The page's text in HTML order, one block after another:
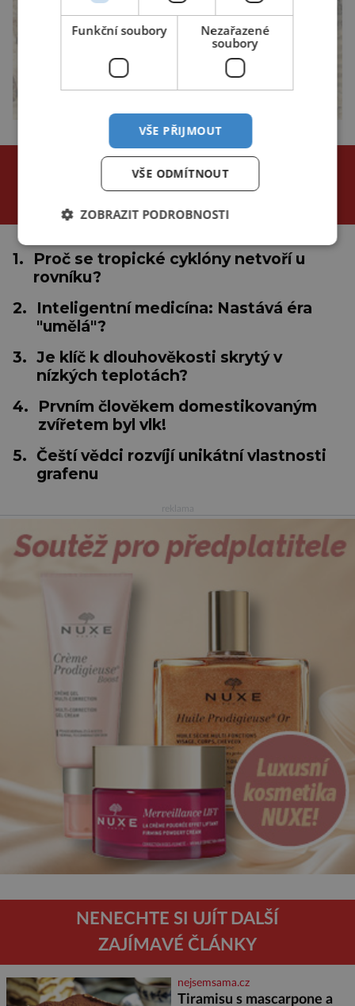
NEJČTENĚJŠÍ ČLÁNKY
za poslední
24 hodin 3 dny týden
1.
Proč se tropické cyklóny netvoří u
rovníku?
2.
Inteligentní medicína: Nastává éra
"umělá"?
3. Je klíč k dlouhověkosti skrytý v
nízkých teplotách?
4.
Prvním člověkem domestikovaným
zvířetem byl vlk!
5. Čeští vědci rozvíjí unikátní vlastnosti
grafenu
NENECHTE SI UJÍT DALŠÍ
ZAJÍMAVÉ ČLÁNKY
nejsemsama.cz
Tiramisu s mascarpone a
Funkční soubory
Nezařazené
soubory
VŠE PŘIJMOUT
VŠE ODMÍTNOUT
ZOBRAZIT PODROBNOSTI